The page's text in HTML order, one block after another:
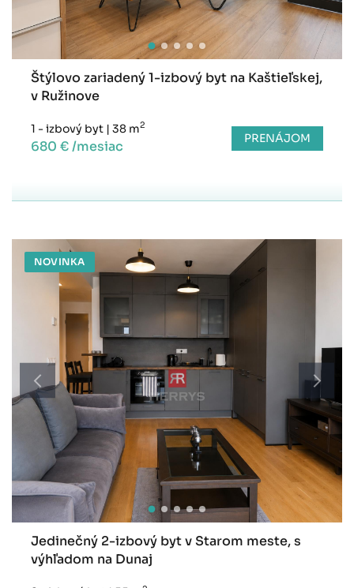
Štýlovo zariadený 1-izbový byt na Kaštieľskej,
v Ružinove
1 - izbový byt | 38 m2
680 € /mesiac PRENÁJOM
NOVINKA
Jedinečný 2-izbový byt v Starom meste, s
výhľadom na Dunaj